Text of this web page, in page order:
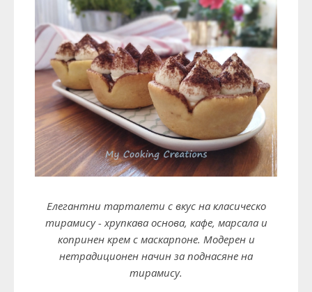
Елегантни тарталети с вкус на класическо
тирамису - хрупкава основа, кафе, марсала и
копринен крем с маскарпоне. Модерен и
нетрадиционен начин за поднасяне на
тирамису.